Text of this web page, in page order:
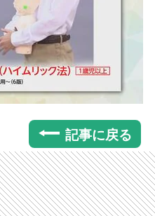
記事に戻る